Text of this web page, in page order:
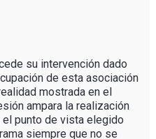
su intervención dado
de esta asociación
mostrada en el
ampara la realización
punto de vista elegido
siempre que no se